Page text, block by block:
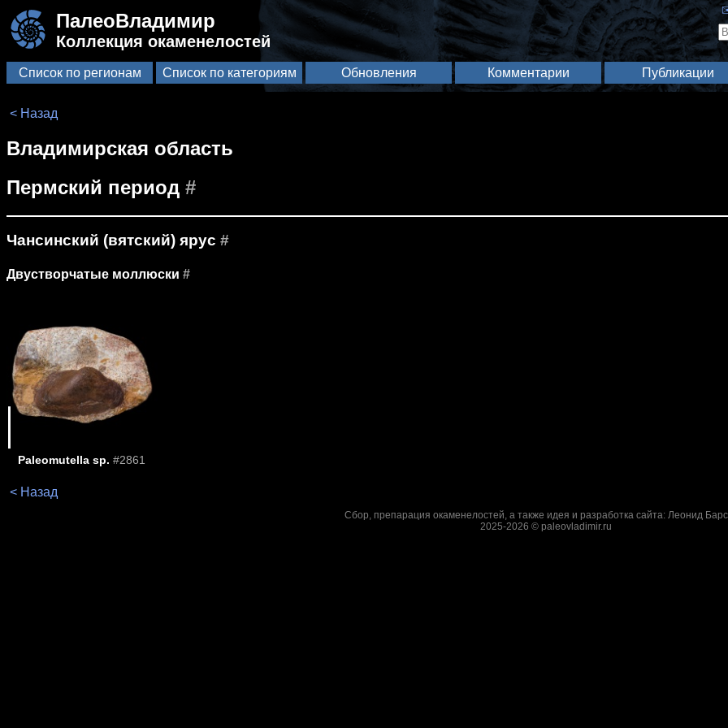
ПалеоВладимир
Коллекция окаменелостей
Список по регионам Список по категориям Обновления Комментарии Публикации
< Назад
Владимирская область
Пермский период #
Чансинский (вятский) ярус #
Двустворчатые моллюски #
Paleomutella sp. #2861
< Назад
Сбор, препарация окаменелостей, а также идея и разработка сайта: Леонид
2025-2026 © paleovladimir.ru